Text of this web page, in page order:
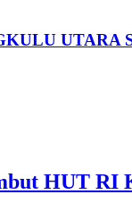
UTARA
HUT RI